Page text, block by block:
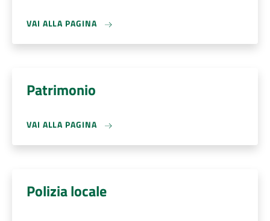
VAI ALLA PAGINA
Patrimonio
VAI ALLA PAGINA
Polizia locale